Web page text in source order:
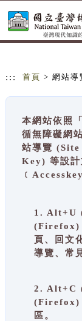
::: 首頁 > 網站導
本網站依照
循無障礙網
站導覽
Key) 等設計
1. Alt+U
(Firefox)
頁、回文
導覽、常
2. Alt+C
(Firefox)
區。